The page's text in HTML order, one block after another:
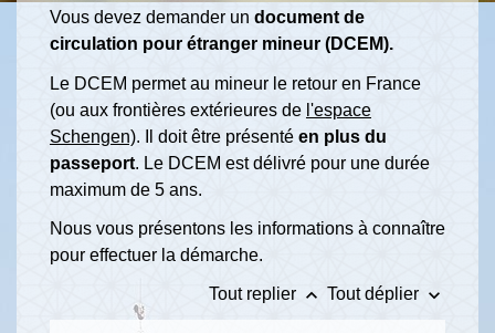
Vous devez demander un document de
circulation pour étranger mineur (DCEM).
Le DCEM permet au mineur le retour en France
(ou aux frontières extérieures de l'espace
Schengen). Il doit être présenté en plus du
passeport. Le DCEM est délivré pour une durée
maximum de 5 ans.
Nous vous présentons les informations à connaître
pour effectuer la démarche.
Tout replier keyboard_arrow_up Tout déplier keyboard_arrow_down